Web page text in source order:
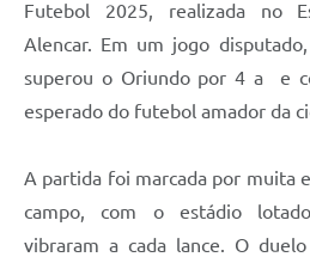
Futebol 2025, realizada no
Alencar. Em um jogo
superou o Oriundo por 4 a e
esperado do futebol amador da
A partida foi marcada por muita
campo, com o estádio
vibraram a cada lance. O